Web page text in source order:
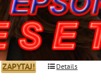
32 256 49 59
rafcom@rafcom.eu
Pn-Pt 9-17
ZAPYTAJ! Details